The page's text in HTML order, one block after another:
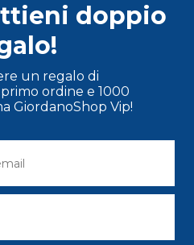
doppio
un regalo di
ordine e 1000
GiordanoShop Vip!